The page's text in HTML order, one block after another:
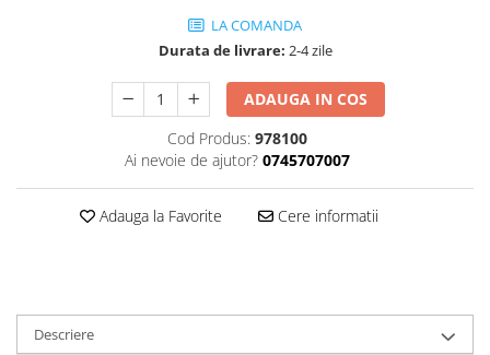
Ghidaje și întinzătoare lanț
Ghidoane și atașabile
Lanțuri
Za conectare rapidă
Manete combo
Piese manete
LA COMANDA
Durata de livrare: 2-4 zile
ADAUGA IN COS
Cod Produs: 978100
Ai nevoie de ajutor? 0745707007
Adauga la Favorite Cere informatii
Descriere